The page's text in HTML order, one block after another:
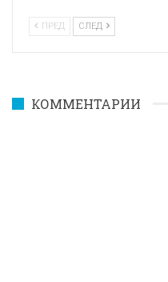
ПРЕД СЛЕД
КОММЕНТАРИИ